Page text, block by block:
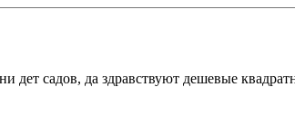
дет садов, да здравствуют дешевые